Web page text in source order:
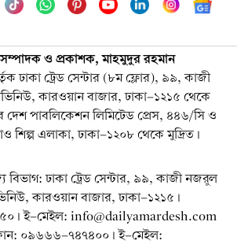
ও প্রকাশক, মাহমুদুর রহমান
ঢাকা ট্রেড সেন্টার (৮ম ফ্লোর), ৯৯, কাজী
কারওয়ান বাজার, ঢাকা-১২১৫ থেকে
দেশ পাবলিকেশন লিমিটেড প্রেস, ৪৪৬/সি ও
শিল্প এলাকা, ঢাকা-১২০৮ থেকে মুদ্রিত।
বিভাগ: ঢাকা ট্রেড সেন্টার, ৯৯, কাজী নজরুল
কারওয়ান বাজার, ঢাকা-১২১৫।
ই-মেইল: info@dailyamardesh.com
০৯৬৬৬-৭৪৭৪০০। ই-মেইল: